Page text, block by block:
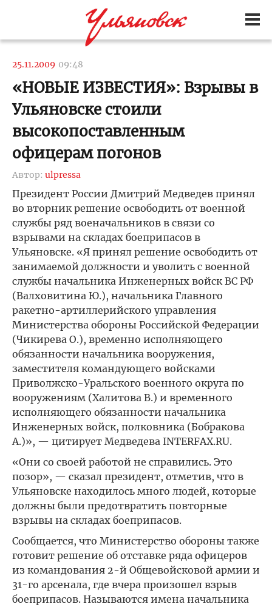
25.11.2009 09:48
«НОВЫЕ ИЗВЕСТИЯ»: Взрывы в
Ульяновске стоили
высокопоставленным
офицерам погонов
Автор: ulpressa
Президент России Дмитрий Медведев принял
во вторник решение освободить от военной
службы ряд военачальников в связи со
взрывами на складах боеприпасов в
Ульяновске. «Я принял решение освободить от
занимаемой должности и уволить с военной
службы начальника Инженерных войск ВС РФ
(Валховитина Ю.), начальника Главного
ракетно-артиллерийского управления
Министерства обороны Российской Федерации
(Чикирева О.), временно исполняющего
обязанности начальника вооружения,
заместителя командующего войсками
Приволжско-Уральского военного округа по
вооружениям (Халитова В.) и временного
исполняющего обязанности начальника
Инженерных войск, полковника (Бобракова
А.)», — цитирует Медведева INTERFAX.RU.
«Они со своей работой не справились. Это
позор», — сказал президент, отметив, что в
Ульяновске находилось много людей, которые
должны были предотвратить повторные
взрывы на складах боеприпасов.
Сообщается, что Министерство обороны также
готовит решение об отставке ряда офицеров
из командования 2-й Общевойсковой армии и
31-го арсенала, где вчера произошел взрыв
боеприпасов. Называются имена начальника